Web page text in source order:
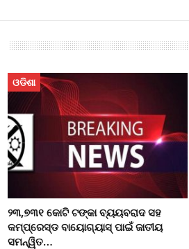
ଓଡିଶା
୨୩,୭୩୧ କୋଟି ଟଙ୍କା ବ୍ୟୟବରାଦ ସହ
କମ୍ପ୍ରେସ୍ଡ ବାୟୋଗ୍ୟାସ୍ ପାଇଁ ଜାତୀୟ
ସମନ୍ୱିତ…